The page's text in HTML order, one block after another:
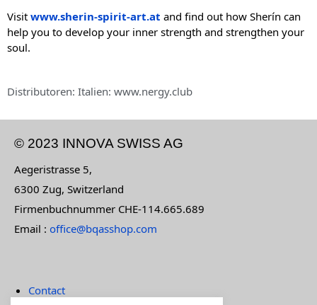
Visit www.sherin-spirit-art.at and find out how Sherín can
help you to develop your inner strength and strengthen your
soul.
Distributoren: Italien: www.nergy.club
© 2023 INNOVA SWISS AG
Aegeristrasse 5,
6300 Zug, Switzerland
Firmenbuchnummer CHE-114.665.689
Email : office@bqasshop.com
Contact